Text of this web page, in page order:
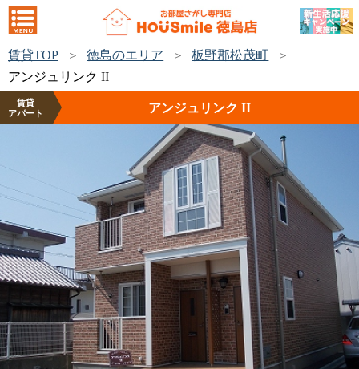
賃貸TOP 徳島のエリア
板野郡松茂町
アンジュリンク II
賃貸
アパート
アンジュリンク II